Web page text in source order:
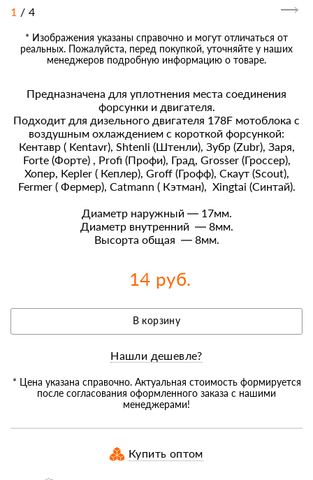
1 / 4
* Изображения указаны справочно и могут отличаться от
реальных. Пожалуйста, перед покупкой, уточняйте у наших
менеджеров подробную информацию о товаре.
Предназначена для уплотнения места соединения
форсунки и двигателя.
Подходит для дизельного двигателя 178F мотоблока с
воздушным охлаждением с короткой форсункой:
Кентавр ( Kentavr), Shtenli (Штенли), Зубр (Zubr), Заря,
Forte (Форте) , Profi (Профи), Град, Grosser (Гроссер),
Хопер, Kepler ( Кеплер), Groff (Грофф), Скаут (Scout),
Fermer ( Фермер), Catmann ( Кэтман), Xingtai (Синтай).
Диаметр наружный — 17мм.
Диаметр внутренний — 8мм.
Высорта общая — 8мм.
14 руб.
В корзину
Нашли дешевле?
* Цена указана справочно. Актуальная стоимость формируется
после согласования оформленного заказа с нашими
менеджерами!
Купить оптом